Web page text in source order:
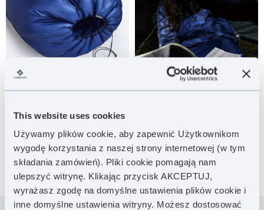
This website uses cookies
Używamy plików cookie, aby zapewnić Użytkownikom
wygodę korzystania z naszej strony internetowej (w tym
składania zamówień). Pliki cookie pomagają nam
ulepszyć witrynę. Klikając przycisk AKCEPTUJ,
wyrażasz zgodę na domyślne ustawienia plików cookie i
inne domyślne ustawienia witryny. Możesz dostosować